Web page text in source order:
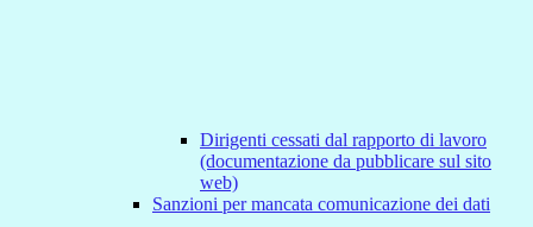
Dirigenti cessati dal rapporto di lavoro
(documentazione da pubblicare sul sito
web)
Sanzioni per mancata comunicazione dei dati